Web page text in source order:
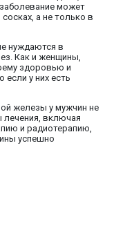
может
а не только в
нуждаются в
Как и женщины,
здоровью и
если у них есть
железы у мужчин не
включая
и радиотерапию,
успешно